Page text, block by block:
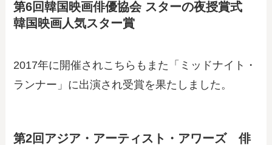
第6回韓国映画俳優協会 スターの夜授賞式
韓国映画人気スター賞
2017年に開催されこちらもまた「ミッドナイト・
ランナー」に出演され受賞を果たしました。
第2回アジア・アーティスト・アワーズ 俳